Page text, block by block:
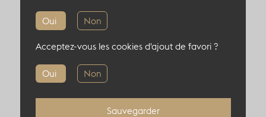
Informations complémentaires
Oui Non
Oui Non
Acceptez-vous les cookies d'ajout de favori ?
Sauvegarder